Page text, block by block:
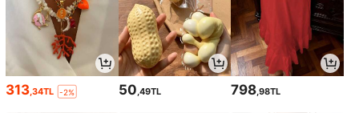
313 ,34TL -2% 50 ,49TL 798 ,98TL